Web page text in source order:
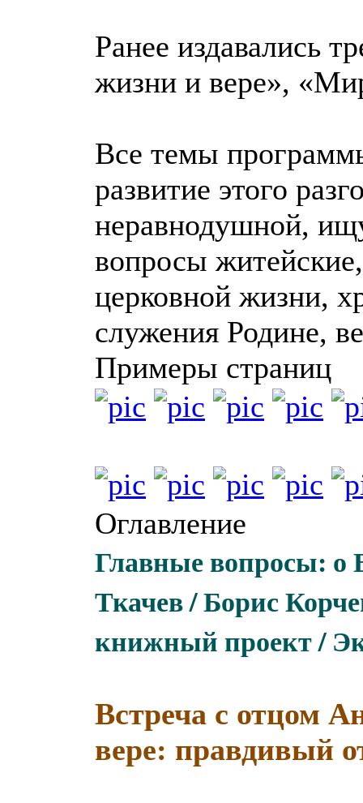
Ранее издавались
жизни и вере»,
Все темы
развитие этого
неравнодушной,
вопросы
церковной жизни,
служения Родине,
Примеры страниц
Оглавление
Главные вопросы: о
Ткачев / Борис
книжный проект /
Встреча с отцом
вере: правдивый